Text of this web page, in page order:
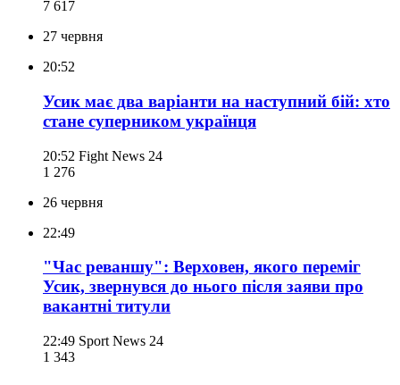
7 617
27 червня
20:52
Усик має два варіанти на наступний бій: хто
стане суперником українця
20:52 Fight News 24
1 276
26 червня
22:49
"Час реваншу": Верховен, якого переміг
Усик, звернувся до нього після заяви про
вакантні титули
22:49 Sport News 24
1 343